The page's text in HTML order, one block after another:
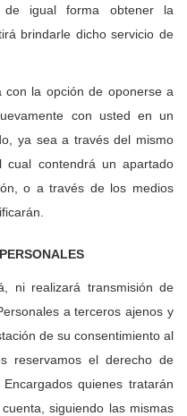
igual forma obtener la
brindarle dicho servicio de
con la opción de oponerse a
con usted en un
ya sea a través del mismo
contendrá un apartado
o a través de los medios
ni realizará transmisión de
a terceros ajenos y
de su consentimiento al
reservamos el derecho de
quienes tratarán
siguiendo las mismas